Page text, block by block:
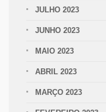
JULHO 2023
JUNHO 2023
MAIO 2023
ABRIL 2023
MARÇO 2023